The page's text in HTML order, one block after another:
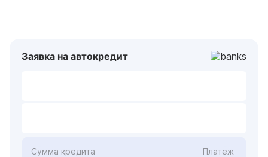
Заявка на автокредит
Сумма кредита
Платеж